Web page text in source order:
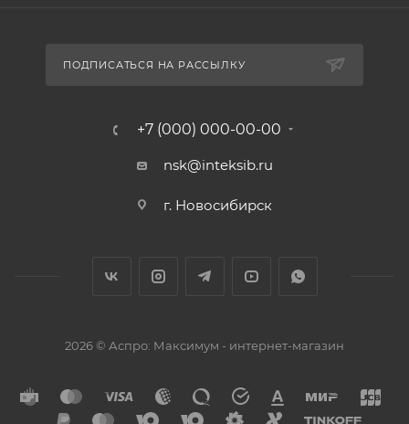
ПОДПИСАТЬСЯ НА РАССЫЛКУ
+7 (000) 000-00-00
nsk@inteksib.ru
г. Новосибирск
2026 © Аспро: Максимум - интернет-магазин